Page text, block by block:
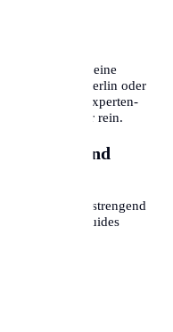
mittlerweile eine
wie Berlin oder
ausgebucht. Experten-
oder 8:00 Uhr rein.
wichtig sind
gemacht,
wissen, wie anstrengend
Unsere Guides